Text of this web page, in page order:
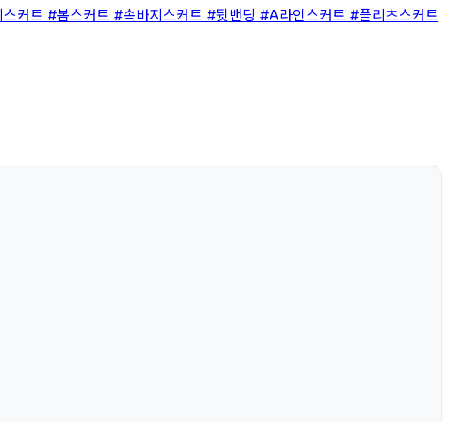
커트 #봄스커트 #속바지스커트 #뒷밴딩 #A라인스커트 #플리츠스커트